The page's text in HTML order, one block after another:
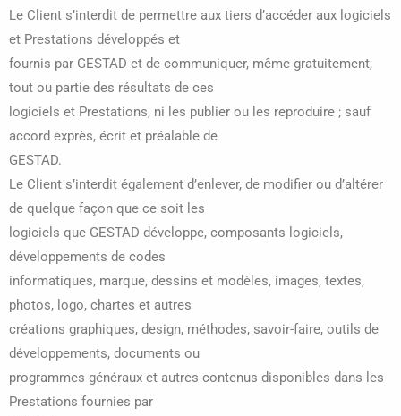
Le Client s’interdit de permettre aux tiers d’accéder aux logiciels
et Prestations développés et
fournis par GESTAD et de communiquer, même gratuitement,
tout ou partie des résultats de ces
logiciels et Prestations, ni les publier ou les reproduire ; sauf
accord exprès, écrit et préalable de
GESTAD.
Le Client s’interdit également d’enlever, de modifier ou d’altérer
de quelque façon que ce soit les
logiciels que GESTAD développe, composants logiciels,
développements de codes
informatiques, marque, dessins et modèles, images, textes,
photos, logo, chartes et autres
créations graphiques, design, méthodes, savoir-faire, outils de
développements, documents ou
programmes généraux et autres contenus disponibles dans les
Prestations fournies par